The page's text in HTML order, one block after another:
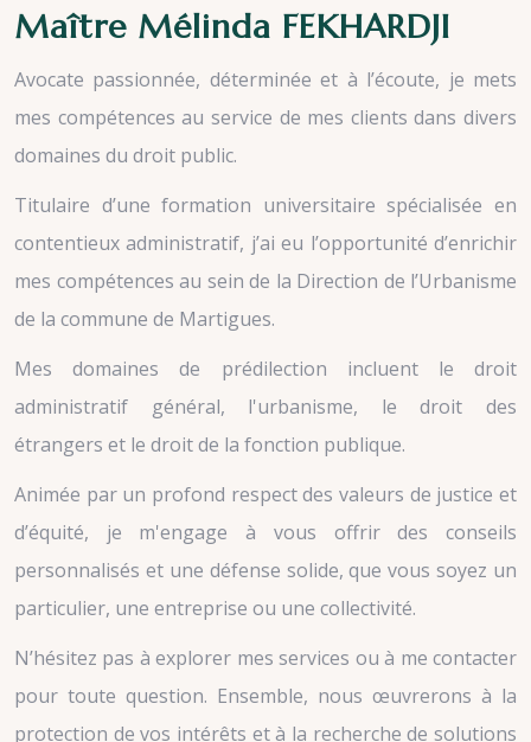
Maître Mélinda FEKHARDJI
Avocate passionnée, déterminée et à l’écoute, je mets
mes compétences au service de mes clients dans divers
domaines du droit public.
Titulaire d’une formation universitaire spécialisée en
contentieux administratif, j’ai eu l’opportunité d’enrichir
mes compétences au sein de la Direction de l’Urbanisme
de la commune de Martigues.
Mes domaines de prédilection incluent le droit
administratif général, l'urbanisme, le droit des
étrangers et le droit de la fonction publique.
Animée par un profond respect des valeurs de justice et
d’équité, je m'engage à vous offrir des conseils
personnalisés et une défense solide, que vous soyez un
particulier, une entreprise ou une collectivité.
N’hésitez pas à explorer mes services ou à me contacter
pour toute question. Ensemble, nous œuvrerons à la
protection de vos intérêts et à la recherche de solutions